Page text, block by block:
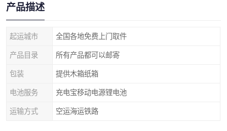
产品描述
起运城市 全国各地免费上门取件
产品目录 所有产品都可以邮寄
包装 提供木箱纸箱
电池服务 充电宝移动电源锂电池
运输方式 空运海运铁路